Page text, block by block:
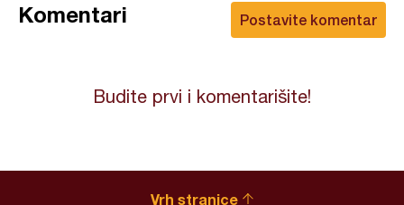
Postavite komentar
Komentari
Budite prvi i komentarišite!
Vrh stranice